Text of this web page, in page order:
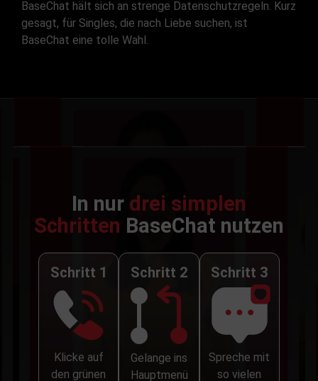
BaseChat hält sich an strenge Datenschutzregeln. Kurz
gesagt, für Singles, die nach Liebe suchen, ist
BaseChat eine tolle Wahl.
In nur drei simplen
Schritten BaseChat nutzen
Schritt 1
Klicke auf
den grünen
Schritt 2
Gelange ins
Hauptmenü
Schritt 3
Spreche mit
so vielen